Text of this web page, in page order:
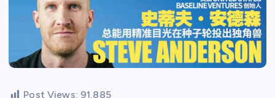
Post Views: 91,885